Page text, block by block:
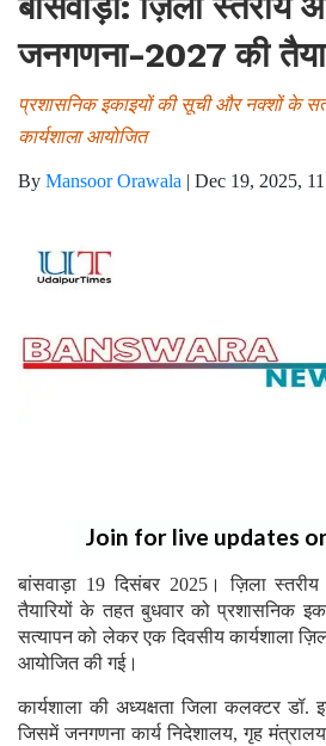
जनगणना-2027 की
प्रशासनिक इकाइयों की सूची और नक्शों के
कार्यशाला आयोजित
By Mansoor Orawala | Dec 19, 2025,
Join for live updates
बांसवाड़ा 19 दिसंबर 2025। ज़िला
तैयारियों के तहत बुधवार को प्रशासनिक
सत्यापन को लेकर एक दिवसीय कार्यशाला
आयोजित की गई।
कार्यशाला की अध्यक्षता जिला कलक्टर डॉ.
जिसमें जनगणना कार्य निदेशालय, गृह